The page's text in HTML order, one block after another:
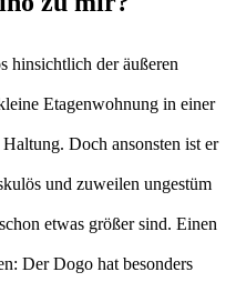
hinsichtlich der äußeren
Etagenwohnung in einer
Doch ansonsten ist er
und zuweilen ungestüm
etwas größer sind. Einen
Der Dogo hat besonders